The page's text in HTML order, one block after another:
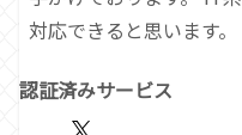
対応できると思います。
認証済みサービス